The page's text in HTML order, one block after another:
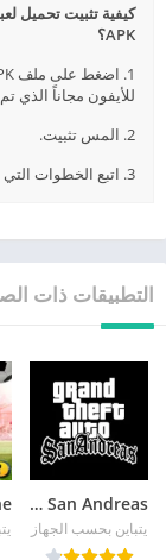
APK؟
للأيفون مجاناً الذي تم
2. المس تثبيت.
3. اتبع الخطوات التي تظهر على الشاشة.
التطبيقات ذات
GTA San Andreas
يتباين بحسب الجهاز